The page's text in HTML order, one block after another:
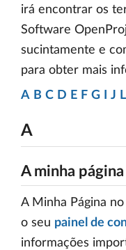
irá encontrar os
Software
sucintamente e
para obter mais
A B C D E F G J L
A
A minha página
A Minha Página
o seu painel de
informações